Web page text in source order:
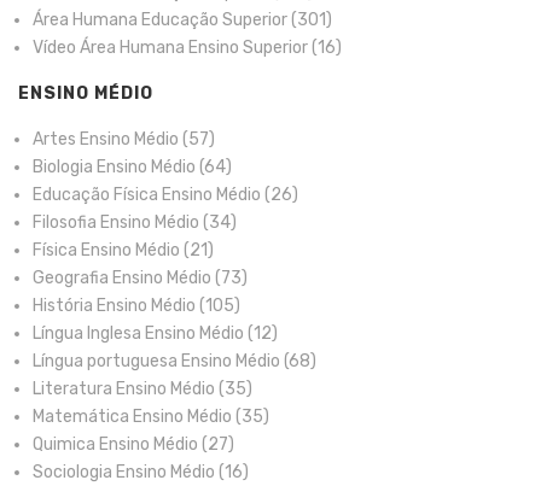
Área Humana Educação Superior(301)
Vídeo Área Humana Ensino Superior(16)
ENSINO MÉDIO
Artes Ensino Médio (57)
Biologia Ensino Médio (64)
Educação Física Ensino Médio (26)
Filosofia Ensino Médio (34)
Física Ensino Médio (21)
Geografia Ensino Médio (73)
História Ensino Médio (105)
Língua Inglesa Ensino Médio (12)
Língua portuguesa Ensino Médio (68)
Literatura Ensino Médio (35)
Matemática Ensino Médio (35)
Quimica Ensino Médio (27)
Sociologia Ensino Médio (16)